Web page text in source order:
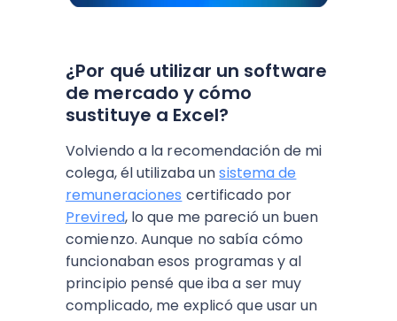
¿Por qué utilizar un software
de mercado y cómo
sustituye a Excel?
Volviendo a la recomendación de mi
colega, él utilizaba unsistema de
remuneraciones certificado por
Previred, lo que me pareció un buen
comienzo. Aunque no sabía cómo
funcionaban esos programas y al
principio pensé que iba a ser muy
complicado, me explicó que usar un